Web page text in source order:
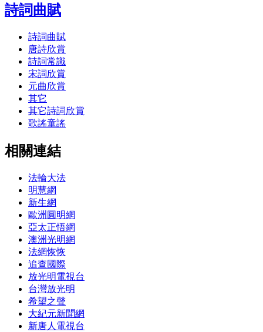
詩詞曲賦
詩詞曲賦
唐詩欣賞
詩詞常識
宋詞欣賞
元曲欣賞
其它
其它詩詞欣賞
歌謠童謠
相關連結
法輪大法
明慧網
新生網
歐洲圓明網
亞太正悟網
澳洲光明網
法網恢恢
追查國際
放光明電視台
台灣放光明
希望之聲
大紀元新聞網
新唐人電視台